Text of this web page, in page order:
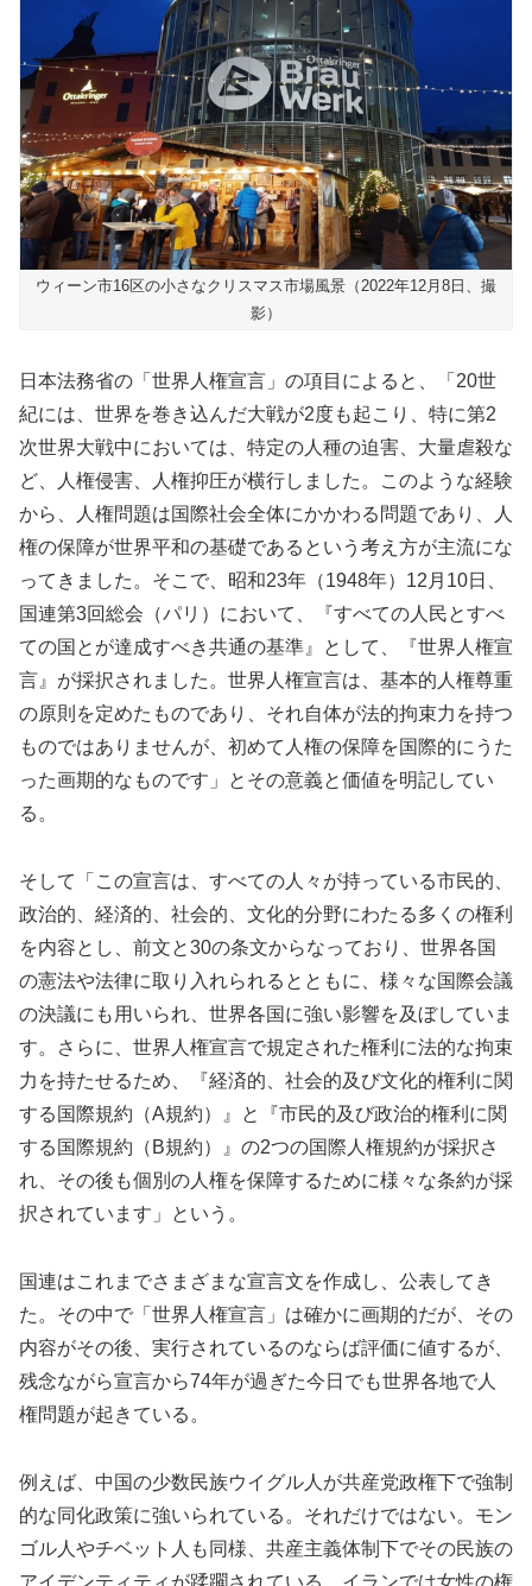
ウィーン市16区の小さなクリスマス市場風景（2022年12月8日、撮
影）
日本法務省の「世界人権宣言」の項目によると、「20世
紀には、世界を巻き込んだ大戦が2度も起こり、特に第2
次世界大戦中においては、特定の人種の迫害、大量虐殺な
ど、人権侵害、人権抑圧が横行しました。このような経験
から、人権問題は国際社会全体にかかわる問題であり、人
権の保障が世界平和の基礎であるという考え方が主流にな
ってきました。そこで、昭和23年（1948年）12月10日、
国連第3回総会（パリ）において、『すべての人民とすべ
ての国とが達成すべき共通の基準』として、『世界人権宣
言』が採択されました。世界人権宣言は、基本的人権尊重
の原則を定めたものであり、それ自体が法的拘束力を持つ
ものではありませんが、初めて人権の保障を国際的にうた
った画期的なものです」とその意義と価値を明記してい
る。
そして「この宣言は、すべての人々が持っている市民的、
政治的、経済的、社会的、文化的分野にわたる多くの権利
を内容とし、前文と30の条文からなっており、世界各国
の憲法や法律に取り入れられるとともに、様々な国際会議
の決議にも用いられ、世界各国に強い影響を及ぼしていま
す。さらに、世界人権宣言で規定された権利に法的な拘束
力を持たせるため、『経済的、社会的及び文化的権利に関
する国際規約（A規約）』と『市民的及び政治的権利に関
する国際規約（B規約）』の2つの国際人権規約が採択さ
れ、その後も個別の人権を保障するために様々な条約が採
択されています」という。
国連はこれまでさまざまな宣言文を作成し、公表してき
た。その中で「世界人権宣言」は確かに画期的だが、その
内容がその後、実行されているのならば評価に値するが、
残念ながら宣言から74年が過ぎた今日でも世界各地で人
権問題が起きている。
例えば、中国の少数民族ウイグル人が共産党政権下で強制
的な同化政策に強いられている。それだけではない。モン
ゴル人やチベット人も同様、共産主義体制下でその民族の
アイデンティティが蹂躙されている。イランでは女性の権